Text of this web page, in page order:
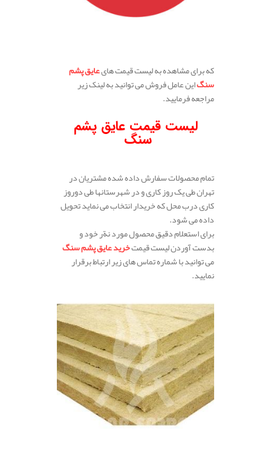
که برای مشاهده به لیست قیمت هایعایق پشم
سنگاین عامل فروش می توانید به لینک زیر
مراجعه فرمایید.
لیستقیمت عایق پشم
سنگ
تمام محصولات سفارش داده شده مشتریان در
تهران طی یک روز کاری و در شهرستانها طی دوروز
کاری درب محل که خریدار انتخاب می نماید تحویل
داده می شود.
برای استعلام دقیق محصول مورد نةر خود و
بدست آوردن لیست قیمتخرید عایق پشم سنگ
می توانید با شماره تماس های زیر ارتباط برقرار
نمایید.